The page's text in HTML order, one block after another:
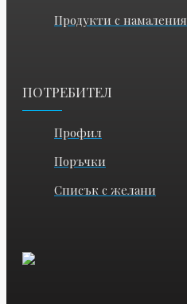
Продукти с намаления
ПОТРЕБИТЕЛ
Профил
Поръчки
Списък с желани